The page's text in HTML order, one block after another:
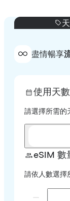
盡情暢享
使用天數
請選擇所需的
eSIM 數
請依人數選擇